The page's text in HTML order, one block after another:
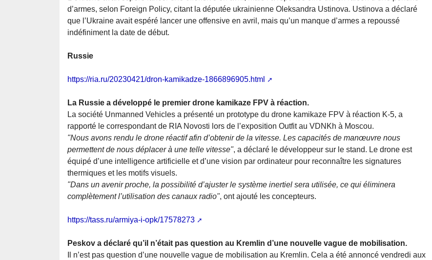
d’armes, selon Foreign Policy, citant la députée ukrainienne Oleksandra Ustinova. Ustinova a déclaré
que l’Ukraine avait espéré lancer une offensive en avril, mais qu’un manque d’armes a repoussé
indéfiniment la date de début.
Russie
https://ria.ru/20230421/dron-kamikadze-1866896905.html
La Russie a développé le premier drone kamikaze FPV à réaction.
La société Unmanned Vehicles a présenté un prototype du drone kamikaze FPV à réaction K-5, a
rapporté le correspondant de RIA Novosti lors de l’exposition Outfit au VDNKh à Moscou.
"Nous avons rendu le drone réactif afin d’obtenir de la vitesse. Les capacités de manœuvre nous
permettent de nous déplacer à une telle vitesse", a déclaré le développeur sur le stand. Le drone est
équipé d’une intelligence artificielle et d’une vision par ordinateur pour reconnaître les signatures
thermiques et les motifs visuels.
"Dans un avenir proche, la possibilité d’ajuster le système inertiel sera utilisée, ce qui éliminera
complètement l’utilisation des canaux radio", ont ajouté les concepteurs.
https://tass.ru/armiya-i-opk/17578273
Peskov a déclaré qu’il n’était pas question au Kremlin d’une nouvelle vague de mobilisation.
Il n’est pas question d’une nouvelle vague de mobilisation au Kremlin. Cela a été annoncé vendredi aux